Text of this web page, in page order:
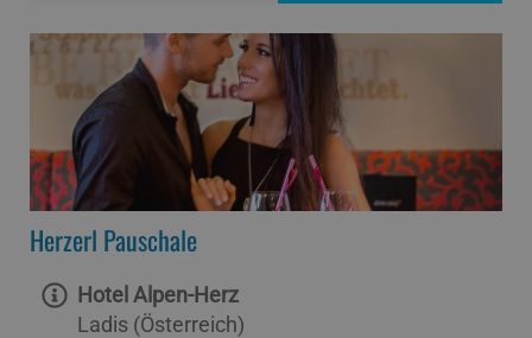
Herzerl Pauschale
Hotel Alpen-Herz
Ladis (Österreich)